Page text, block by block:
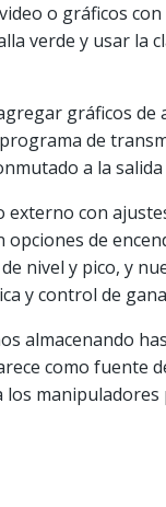
o gráficos con
verde y usar la
gráficos
de
a la
con
opciones de
nivel y pico, y
y control de
almacenando
como fuente